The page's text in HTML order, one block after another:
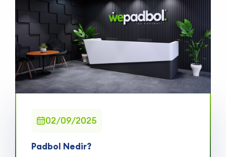
02/09/2025
Padbol Nedir?